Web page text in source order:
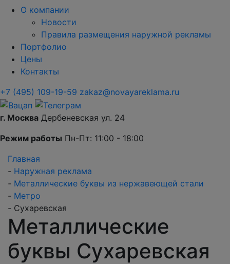
О компании
Новости
Правила размещения наружной рекламы
Портфолио
Цены
Контакты
+7 (495) 109-19-59 zakaz@novayareklama.ru
г. Москва Дербеневская ул. 24
Режим работы Пн-Пт: 11:00 - 18:00
Главная
- Наружная реклама
- Металлические буквы из нержавеющей стали
- Метро
- Сухаревская
Металлические
буквы Сухаревская